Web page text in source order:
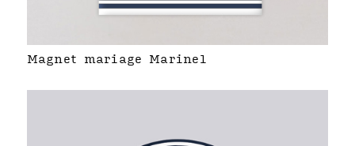
Magnet mariage Marinel